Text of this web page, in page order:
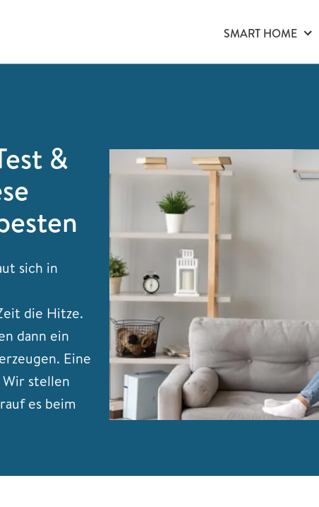
SMART HOME
&
sich in
die Hitze.
dann ein
Eine
stellen
es beim